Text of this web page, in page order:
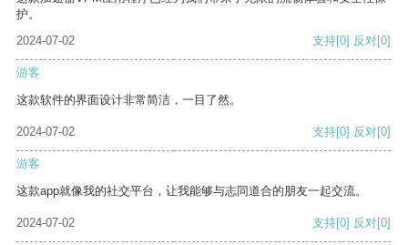
护。
2024-07-02
支持[0] 反对[0]
游客
这款软件的界面设计非常简洁，一目了然。
2024-07-02 支持[0] 反对[0]
游客
这款app就像我的社交平台，让我能够与志同道合的朋友一起交流。
2024-07-02 支持[0] 反对[0]